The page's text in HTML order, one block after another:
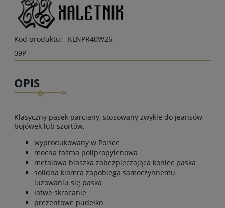
Kod produktu:
KLNPR40W26-
09P
OPIS
Klasyczny pasek parciany, stosowany zwykle do jeansów,
bojówek lub szortów.
wyprodukowany w Polsce
mocna taśma polipropylenowa
metalowa blaszka zabezpieczająca koniec paska
solidna klamra zapobiega samoczynnemu
luzowaniu się paska
łatwe skracanie
prezentowe pudełko